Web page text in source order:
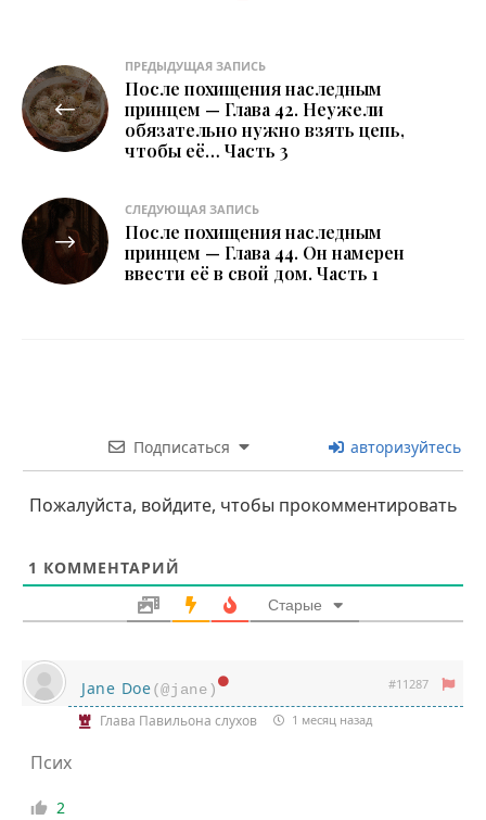
Навигация
по
записям
ПРЕДЫДУЩАЯ ЗАПИСЬ
После похищения наследным
принцем — Глава 42. Неужели
обязательно нужно взять цепь,
чтобы её… Часть 3
СЛЕДУЮЩАЯ ЗАПИСЬ
После похищения наследным
принцем — Глава 44. Он намерен
ввести её в свой дом. Часть 1
Подписаться авторизуйтесь
Пожалуйста, войдите, чтобы прокомментировать
1 КОММЕНТАРИЙ
Старые
Jane Doе(@jane) #11287
Глава Павильона слухов 1 месяц назад
Псих
2